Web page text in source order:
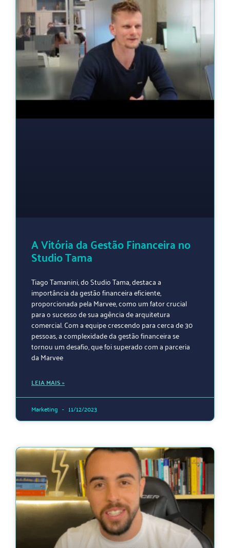
A Vitória da Gestão Financeira no
Studio Tama
Tiago Tamanini, do Studio Tama, destaca a
importância da gestão financeira eficiente,
proporcionada pela Marvee, como um fator crucial
para o sucesso de sua agência de arquitetura
comercial. Com a equipe crescendo para cerca de 30
pessoas, a complexidade da gestão financeira se
tornou um desafio, que foi superado com a parceria
da Marvee
LEIA MAIS »
Marketing 11/12/2023